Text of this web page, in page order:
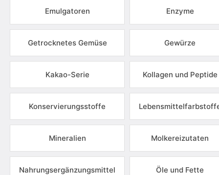
Emulgatoren Enzyme
Getrocknetes Gemüse Gewürze
Kakao-Serie Kollagen und Peptide
Konservierungsstoffe
Mineralien Molkereizutaten
Nahrungsergänzungsmittel Öle und Fette